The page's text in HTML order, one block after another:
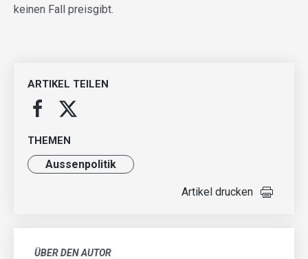
keinen Fall preisgibt.
ARTIKEL TEILEN
THEMEN
Aussenpolitik
Artikel drucken
ÜBER DEN AUTOR